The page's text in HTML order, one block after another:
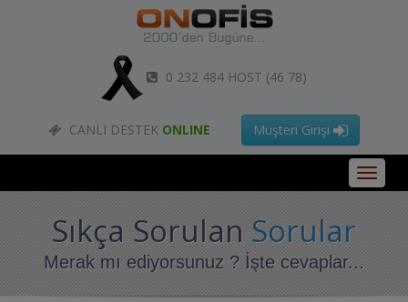
0 232 484 HOST (46 78)
CANLI DESTEK ONLINE Müşteri Girişi
Sıkça Sorulan Sorular
Merak mı ediyorsunuz ? İşte cevaplar...